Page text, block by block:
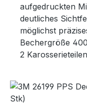
aufgedruckten
deutliches
möglichst
Bechergröße
2
Bildergalerie